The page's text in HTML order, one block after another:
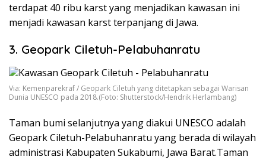
terdapat 40 ribu karst yang menjadikan kawasan ini
menjadi kawasan karst terpanjang di Jawa.
3. Geopark Ciletuh-Pelabuhanratu
Via: Kemenparekraf / Geopark Ciletuh yang ditetapkan sebagai Warisan
Dunia UNESCO pada 2018.(Foto: Shutterstock/Hendrik Herlambang)
Taman bumi selanjutnya yang diakui UNESCO adalah
Geopark Ciletuh-Pelabuhanratu yang berada di wilayah
administrasi Kabupaten Sukabumi, Jawa Barat.Taman